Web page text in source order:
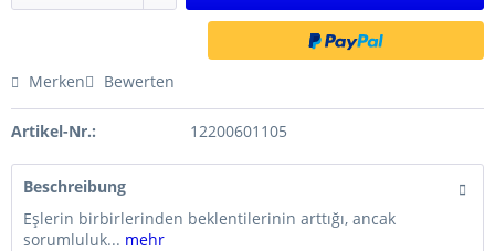
Merken Bewerten
Artikel-Nr.: 12200601105
Beschreibung
Eşlerin birbirlerinden beklentilerinin arttığı, ancak
sorumluluk... mehr